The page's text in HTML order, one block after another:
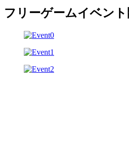
フリーゲームイベント